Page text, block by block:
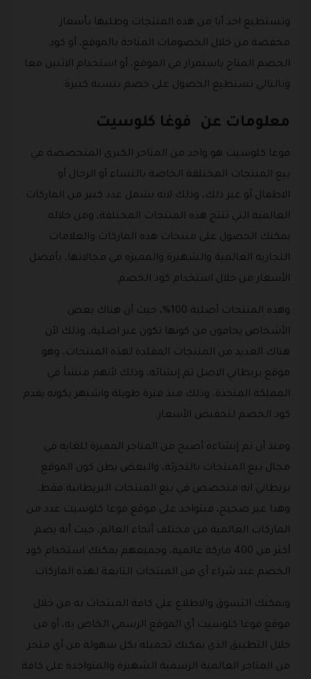
وتستطيع اخذ أيا من هذه المنتجات وطلبها بأسعار
مخفضة من خلال الخصومات المتاحة بالموقع، أو كود
الخصم المتاح باستمرار في الموقع، أو استخدام الاثنين معا
وبالتالي تستطيع الحصول على خصم بنسبة كبيرة.
معلومات عن فوغا كلوسيت
فوغا كلوسيت هو واحد من المتاجر الكبرى المتخصصة في
بيع المنتجات المختلفة الخاصة بالنساء أو الرجال أو
الاطفال أو غير ذلك، وذلك لانه يشمل عدد كبير من الماركات
العالمية التي تنتج هذه المنتجات المختلفة، ومن خلاله
يمكنك الحصول على منتجات هذه الماركات والعلامات
التجارية العالمية والشهيرة والمميزه في مجالاتها، بأفضل
الأسعار من خلال استخدام كود الخصم.
وهذه المنتجات أصلية 100%، حيث أن هناك بعض
الأشخاص يخافون من كونها تكون غير اصلية، وذلك لأن
هناك العديد من المنتجات المقلدة لهذه المنتجات، وهو
موقع بريطاني الاصل تم إنشائه، وذلك لأنهم منشأ في
المملكة المتحدة، وذلك منذ فترة طويلة واشتهر بكونه يقدم
كود الخصم لتخفيض الأسعار.
ومنذ أن تم إنشاءه أصبح من المتاجر المميزة للغايه في
مجال بيع المنتجات بالتجزئة، والبعض يظن كون الموقع
بريطاني انه متخصص في بيع المنتجات البريطانية فقط،
وهذا غير صحيح، فيتواجد على موقع فوغا كلوسيت عدد من
الماركات العالمية من مختلف أنحاء العالم، حيث أنه يضم
أكثر من 400 ماركة عالمية، وجميعهم يمكنك استخدام كود
الخصم عند شراء أي من المنتجات التابعة لهذه الماركات.
ويمكنك التسوق والاطلاع على كافة المنتجات به من خلال
موقع فوغا كلوسيت أي الموقع الرسمي الخاص به، أو من
خلال التطبيق الذي يمكنك تحميله بكل سهولة من أي متجر
من المتاجر العالمية الرسمية الشهيرة والمتواجدة على كافة